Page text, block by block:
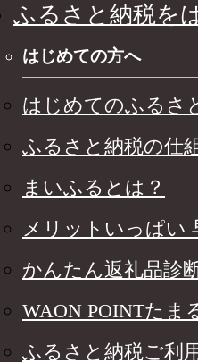
ふるさと納税を
はじめての方へ
はじめてのふるさ
ふるさと納税の仕
まいふるとは？
メリットいっぱい
かんたん返礼品診
WAON POINTたま
ふるさと納税ご利